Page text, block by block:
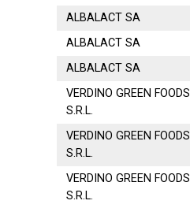
ALBALACT SA
ALBALACT SA
ALBALACT SA
VERDINO GREEN FOODS
S.R.L.
VERDINO GREEN FOODS
S.R.L.
VERDINO GREEN FOODS
S.R.L.